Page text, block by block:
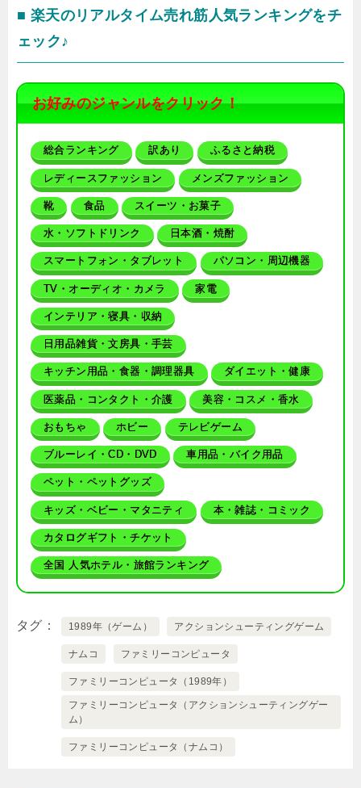
■ 楽天のリアルタイム売れ筋人気ランキングをチ
ェック♪
お好みのジャンルをクリック！
総合ランキング 訳あり ふるさと納税
レディースファッション メンズファッション
靴 食品 スイーツ・お菓子
水・ソフトドリンク 日本酒・焼酎
スマートフォン・タブレット パソコン・周辺機器
TV・オーディオ・カメラ 家電
インテリア・寝具・収納
日用品雑貨・文房具・手芸
キッチン用品・食器・調理器具 ダイエット・健康
医薬品・コンタクト・介護 美容・コスメ・香水
おもちゃ ホビー テレビゲーム
ブルーレイ・CD・DVD 車用品・バイク用品
ペット・ペットグッズ
キッズ・ベビー・マタニティ 本・雑誌・コミック
カタログギフト・チケット
全国 人気ホテル・旅館ランキング
タグ 1989年（ゲーム） アクションシューティングゲーム
ナムコ ファミリーコンピュータ
ファミリーコンピュータ（1989年）
ファミリーコンピュータ（アクションシューティングゲー
ム）
ファミリーコンピュータ（ナムコ）